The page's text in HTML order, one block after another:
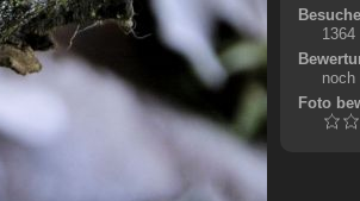
Besuche
1364
noch
Foto